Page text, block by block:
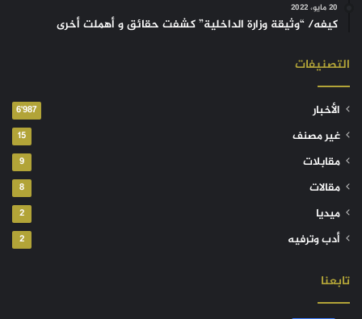
20 مايو، 2022
كيفه/ “وثيقة وزارة الداخلية” كشفت حقائق و أهملت أخرى
التصنيفات
الأخبار 6٬987
غير مصنف 15
مقابلات 9
مقالات 8
ميديا 2
أدب وترفيه 2
تابعنا